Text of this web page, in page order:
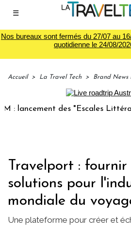
☰
Nos bureaux sont fermés du 27/07 au
quotidienne le 24/08/
Accueil > La Travel Tech > Brand News
des "Escales Littéraires", la
Travelport : fournir
solutions pour
mondiale du
Une plateforme pour créer et